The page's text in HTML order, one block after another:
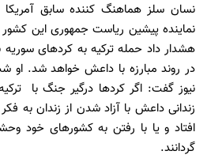
نسان سلز هماهنگ کننده سابق آمریکا
نماینده پیشین ریاست جمهوری این کشور
هشدار داد حمله ترکیه به کردهای
در روند مبارزه با داعش خواهد شد. او
زندانی داعش با آزاد شدن از زندان به
افتاد و یا با رفتن به کشورهای خود
گردانند.